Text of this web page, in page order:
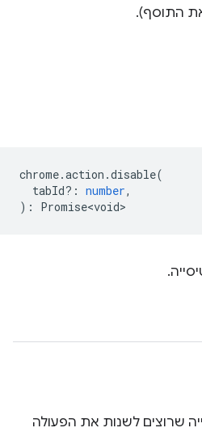
התוסף).
chrome.action .disable(
tabId? : number,
) : Promise<void>
שרוצים לשנות את הפעולה